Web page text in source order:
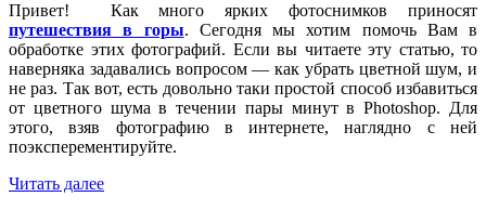
Привет! Как много ярких фотоснимков приносят
путешествия в горы. Сегодня мы хотим помочь Вам в
обработке этих фотографий. Если вы читаете эту статью, то
наверняка задавались вопросом — как убрать цветной шум, и
не раз. Так вот, есть довольно таки простой способ избавиться
от цветного шума в течении пары минут в Photoshop. Для
этого, взяв фотографию в интернете, наглядно с ней
поэксперементируйте.
Читать далее